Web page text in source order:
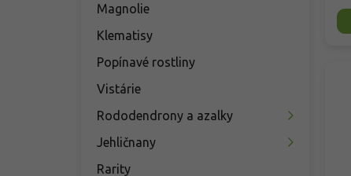
Magnolie
Klematisy
Popínavé rostliny
Vistárie
Rododendrony a azalky
Jehličnany
Rarity